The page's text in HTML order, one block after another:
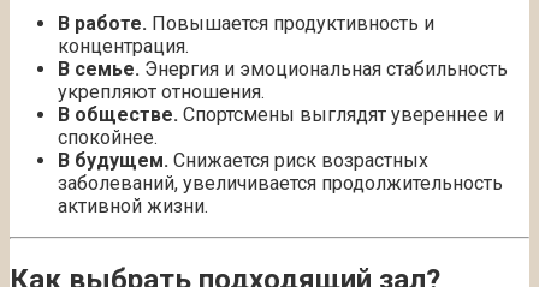
В работе. Повышается продуктивность и
концентрация.
В семье. Энергия и эмоциональная стабильность
укрепляют отношения.
В обществе. Спортсмены выглядят увереннее и
спокойнее.
В будущем. Снижается риск возрастных
заболеваний, увеличивается продолжительность
активной жизни.
Как выбрать подходящий зал?